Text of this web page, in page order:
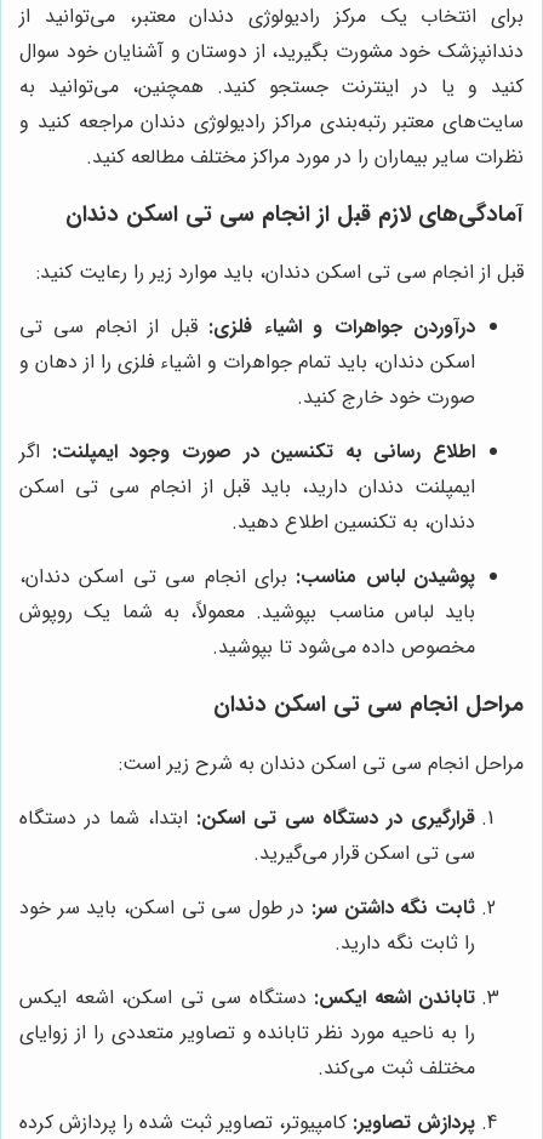
برای انتخاب یک مرکز رادیولوژی دندان معتبر، می‌توانید از
دندانپزشک خود مشورت بگیرید، از دوستان و آشنایان خود سوال
کنید و یا در اینترنت جستجو کنید. همچنین، می‌توانید به
سایت‌های معتبر رتبه‌بندی مراکز رادیولوژی دندان مراجعه کنید و
نظرات سایر بیماران را در مورد مراکز مختلف مطالعه کنید.
آمادگی‌های لازم قبل از انجام سی تی اسکن دندان
قبل از انجام سی تی اسکن دندان، باید موارد زیر را رعایت کنید:
درآوردن جواهرات و اشیاء فلزی: قبل از انجام سی تی
اسکن دندان، باید تمام جواهرات و اشیاء فلزی را از دهان و
صورت خود خارج کنید.
اطلاع رسانی به تکنسین در صورت وجود ایمپلنت: اگر
ایمپلنت دندان دارید، باید قبل از انجام سی تی اسکن
دندان، به تکنسین اطلاع دهید.
پوشیدن لباس مناسب: برای انجام سی تی اسکن دندان،
باید لباس مناسب بپوشید. معمولاً، به شما یک روپوش
مخصوص داده می‌شود تا بپوشید.
مراحل انجام سی تی اسکن دندان
مراحل انجام سی تی اسکن دندان به شرح زیر است:
قرارگیری در دستگاه سی تی اسکن: ابتدا، شما در دستگاه
سی تی اسکن قرار می‌گیرید.
ثابت نگه داشتن سر: در طول سی تی اسکن، باید سر خود
را ثابت نگه دارید.
تاباندن اشعه ایکس: دستگاه سی تی اسکن، اشعه ایکس
را به ناحیه مورد نظر تابانده و تصاویر متعددی را از زوایای
مختلف ثبت می‌کند.
پردازش تصاویر: کامپیوتر، تصاویر ثبت شده را پردازش کرده